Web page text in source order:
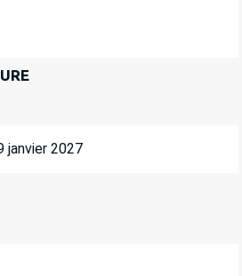
janvier 2027